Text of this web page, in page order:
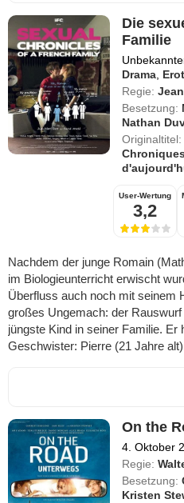
Die
Familie
Drama,
Regie:
Besetzung:
Nathan
Originaltitel:
User-Wertung
3,2
Nachdem der junge Romain
im Biologieunterricht erwischt
Überfluss auch noch mit seinem
großes Ungemach: der
jüngste Kind in seiner Familie. Er
Geschwister: Pierre (21 Jahre
On the
4. Oktober
Regie:
Besetzung:
Kristen